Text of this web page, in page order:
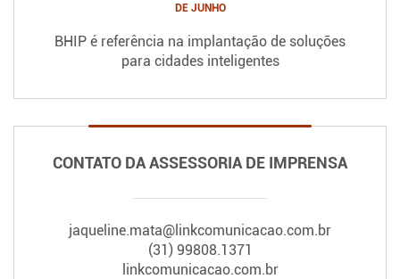
DE JUNHO
BHIP é referência na implantação de soluções
para cidades inteligentes
CONTATO DA ASSESSORIA DE IMPRENSA
jaqueline.mata@linkcomunicacao.com.br
(31) 99808.1371
linkcomunicacao.com.br